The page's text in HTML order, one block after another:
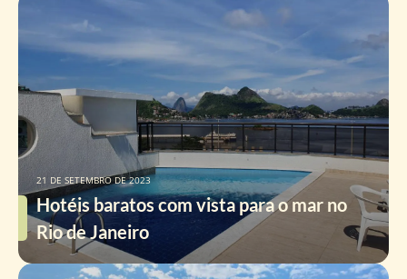
Hotéis baratos com vista para o mar no
Rio de Janeiro
21 DE SETEMBRO DE 2023